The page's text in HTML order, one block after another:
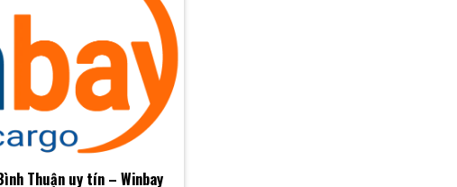
Thuận uy tín – Winbay